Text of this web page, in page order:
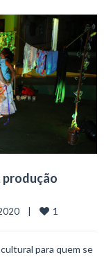
2020    |
1
para quem se